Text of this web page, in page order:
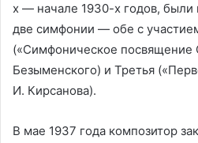
х — начале 1930-х годов,
две симфонии — обе с
(«Симфоническое посвящение
Безыменского) и Третья
И. Кирсанова).
В мае 1937 года композитор